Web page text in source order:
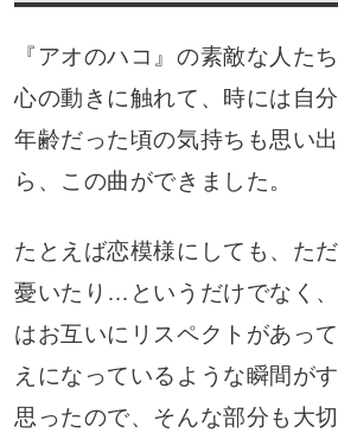
『アオのハコ』の素敵な人た
心の動きに触れて、時には自
年齢だった頃の気持ちも思い
ら、この曲ができました。
たとえば恋模様にしても、た
憂いたり…というだけでなく
はお互いにリスペクトがあっ
えになっているような瞬間が
思ったので、そんな部分も大